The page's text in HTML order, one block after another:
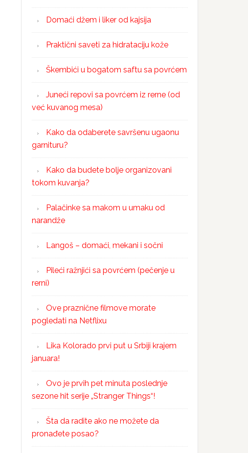
Domaći džem i liker od kajsija
Praktični saveti za hidrataciju kože
Škembići u bogatom saftu sa povrćem
Juneći repovi sa povrćem iz rerne (od
već kuvanog mesa)
Kako da odaberete savršenu ugaonu
garnituru?
Kako da budete bolje organizovani
tokom kuvanja?
Palačinke sa makom u umaku od
narandže
Langoš – domaći, mekani i sočni
Pileći ražnjići sa povrćem (pečenje u
rerni)
Ove praznične filmove morate
pogledati na Netflixu
Lika Kolorado prvi put u Srbiji krajem
januara!
Ovo je prvih pet minuta poslednje
sezone hit serije „Stranger Things“!
Šta da radite ako ne možete da
pronađete posao?